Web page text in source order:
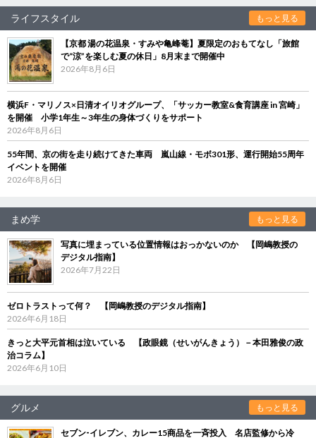
ライフスタイル もっと見る
【京都 湯の花温泉・すみや亀峰菴】夏限定のおもてなし「旅館
で“涼”を楽しむ夏の休日」8月末まで開催中
2026年8月6日
横浜F・マリノス×日清オイリオグループ、「サッカー教室&食育講座 in 宮崎」
を開催 小学1年生～3年生の身体づくりをサポート
2026年8月6日
55年間、京の街を走り続けてきた車両 嵐山線・モボ301形、運行開始55周年
イベントを開催
2026年8月6日
まめ学 もっと見る
写真に埋まっている位置情報はおっかないのか 【岡嶋教授の
デジタル指南】
2026年7月22日
ゼロトラストって何？ 【岡嶋教授のデジタル指南】
2026年6月18日
きっと大平元首相は泣いている 【政眼鏡（せいがんきょう）－本田雅俊の政
治コラム】
2026年6月10日
グルメ もっと見る
セブン‐イレブン、カレー15商品を一斉投入 名店監修から冷